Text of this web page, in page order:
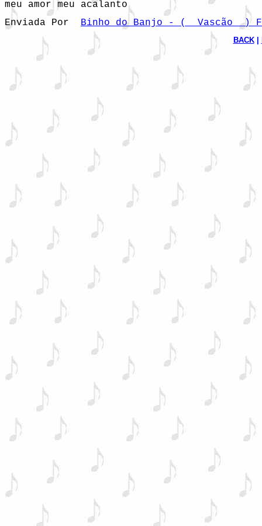
Enviada Por Binho do Banjo - (  Vascão  )
BACK |